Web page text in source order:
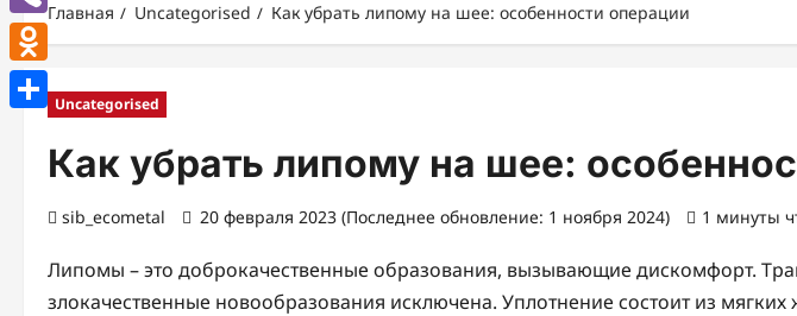
Главная Uncategorised Как убрать липому на шее: особенности операции
Uncategorised
Как убрать липому на шее:
sib_ecometal 20 февраля 2023 (Последнее обновление: 1 ноября 2024) 1 минуты
Липомы – это доброкачественные образования, вызывающие дискомфорт.
злокачественные новообразования исключена. Уплотнение состоит из
Viber
Odnoklassniki